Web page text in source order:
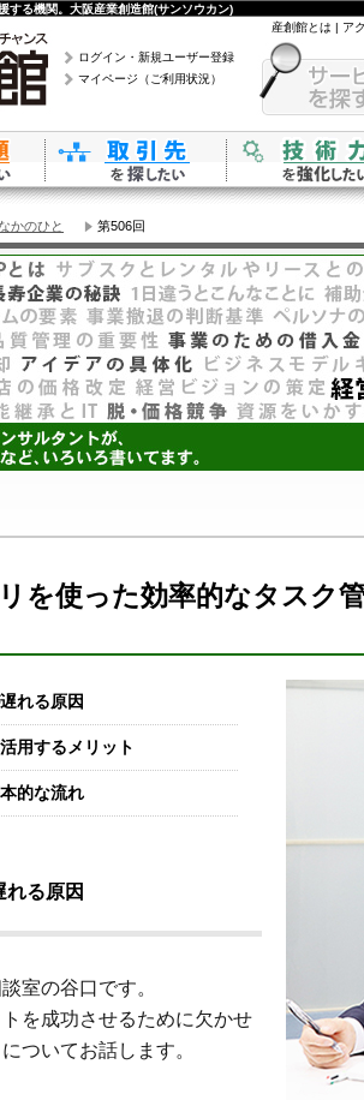
する機関。大阪産業創造館(サンソウカン)
ログイン・新規ユーザー登録
マイページ（ご利用状況）
産創館とは | ア
かのひと 第506回
を使った効率的なタスク
れる原因
用するメリット
的な流れ
れる原因
室の谷口です。
を成功させるために欠かせ
ついてお話します。